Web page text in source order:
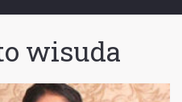
wisuda